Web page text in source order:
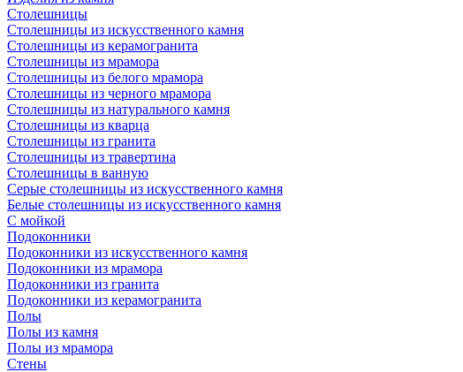
Столешницы
Столешницы из искусственного камня
Столешницы из керамогранита
Столешницы из мрамора
Столешницы из белого мрамора
Столешницы из черного мрамора
Столешницы из натурального камня
Столешницы из кварца
Столешницы из гранита
Столешницы из травертина
Столешницы в ванную
Серые столешницы из искусственного камня
Белые столешницы из искусственного камня
С мойкой
Подоконники
Подоконники из искусственного камня
Подоконники из мрамора
Подоконники из гранита
Подоконники из керамогранита
Полы
Полы из камня
Полы из мрамора
Стены